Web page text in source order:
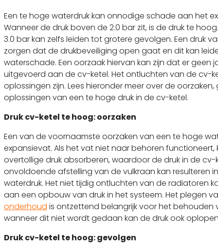
Een te hoge waterdruk kan onnodige schade aan het
Wanneer de druk boven de 2.0 bar zit, is de druk te
3.0 bar kan zelfs leiden tot grotere gevolgen. Een druk
zorgen dat de drukbeveiliging open gaat en dit kan
waterschade. Een oorzaak hiervan kan zijn dat er geen
uitgevoerd aan de cv-ketel. Het ontluchten van de cv-
oplossingen zijn. Lees hieronder meer over de
oplossingen van een te hoge druk in de cv-ketel.
Druk cv-ketel te hoog: oorzaken
Een van de voornaamste oorzaken van een te hoge
expansievat. Als het vat niet naar behoren functioneert,
overtollige druk absorberen, waardoor de druk in de cv-
onvoldoende afstelling van de vulkraan kan resulteren
waterdruk. Het niet tijdig ontluchten van de radiatoren
aan een opbouw van druk in het systeem. Het plegen
onderhoud is ontzettend belangrijk voor het behouden
wanneer dit niet wordt gedaan kan de druk ook
Druk cv-ketel te hoog: gevolgen